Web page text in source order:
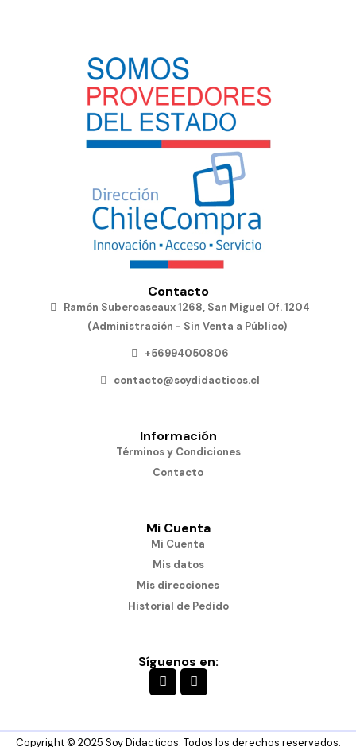
Contacto
Ramón Subercaseaux 1268, San Miguel Of. 1204
(Administración - Sin Venta a Público)
+56994050806
contacto@soydidacticos.cl
Información
Términos y Condiciones
Contacto
Mi Cuenta
Mi Cuenta
Mis datos
Mis direcciones
Historial de Pedido
Síguenos en:
Copyright © 2025 Soy Didacticos. Todos los derechos reservados.